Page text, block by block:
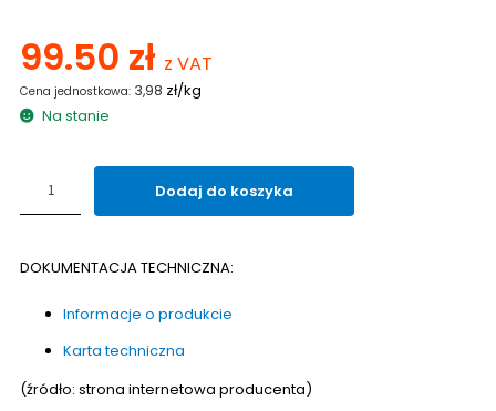
99.50 zł z VAT
3,98 zł/kg
Na stanie
Zaprawa
betonu
MAPEGROUT
SMART
25kg
Dodaj do koszyka
DOKUMENTACJA TECHNICZNA:
Informacje o produkcie
Karta techniczna
(źródło: strona internetowa producenta)